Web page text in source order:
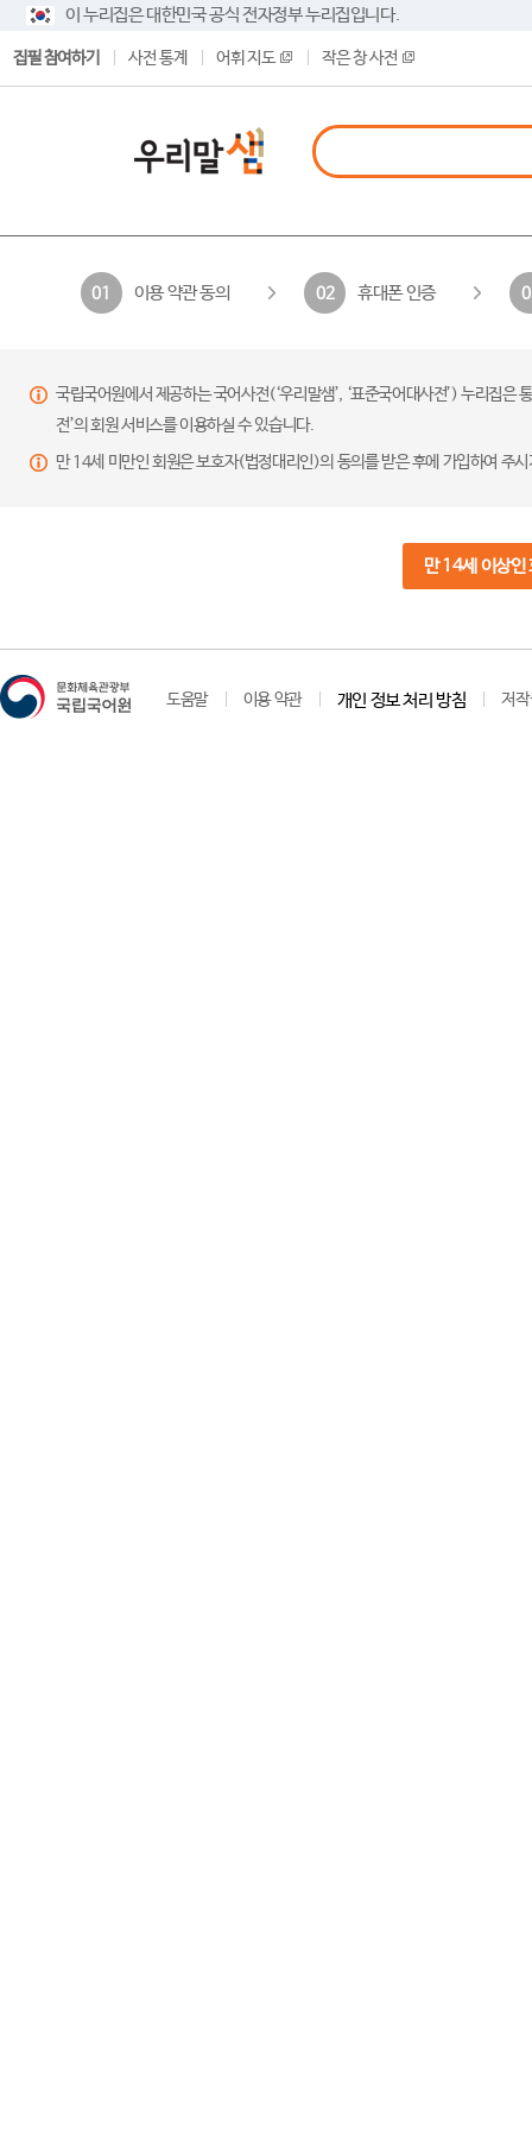
이 누리집은 대한민국 공식 전자정부 누리집입니다.
집필 참여하기 사전 통계 어휘 지도 작은 창 사전
01 이용 약관 동의 02 휴대폰 인증
국립국어원에서 제공하는 국어사전(‘우리말샘’, ‘표준국어대사전’) 누리집
전’의 회원 서비스를 이용하실 수 있습니다.
만 14세 미만인 회원은 보호자(법정대리인)의 동의를 받은 후에 가입하여 주
만 14세 이상인
도움말 이용 약관 개인 정보 처리 방침 저